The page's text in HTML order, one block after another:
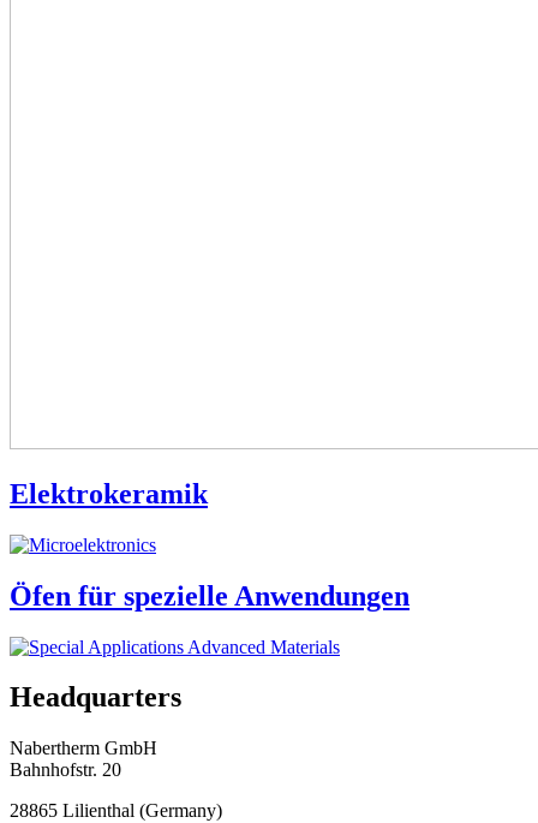
Elektrokeramik
Öfen für spezielle Anwendungen
Headquarters
Nabertherm GmbH
Bahnhofstr. 20
28865 Lilienthal (Germany)